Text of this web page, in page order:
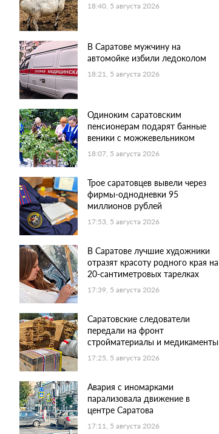
18:40, 5 августа 2026
В Саратове мужчину на
автомойке избили ледоколом
18:21, 5 августа 2026
Одиноким саратовским
пенсионерам подарят банные
веники с можжевельником
18:07, 5 августа 2026
Трое саратовцев вывели через
фирмы-однодневки 95
миллионов рублей
17:53, 5 августа 2026
В Саратове лучшие художники
отразят красоту родного края на
20-сантиметровых тарелках
17:39, 5 августа 2026
Саратовские следователи
передали на фронт
стройматериалы и медикаменты
17:25, 5 августа 2026
Авария с иномарками
парализовала движение в
центре Саратова
17:11, 5 августа 2026